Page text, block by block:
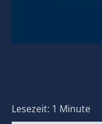
Lesezeit: 1 Minute